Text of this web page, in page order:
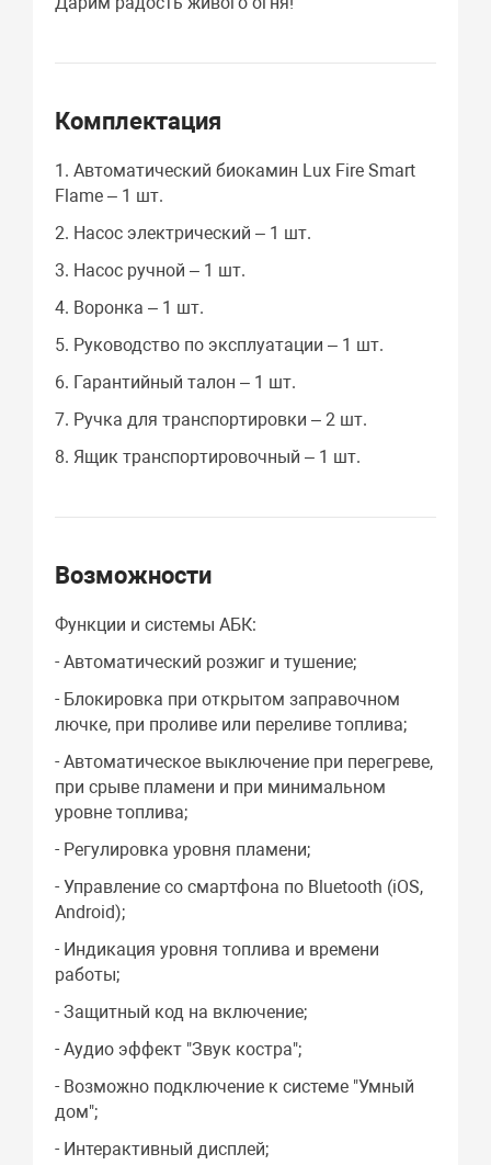
Комплектация
1. Автоматический биокамин Lux Fire Smart
Flame – 1 шт.
2. Насос электрический – 1 шт.
3. Насос ручной – 1 шт.
4. Воронка – 1 шт.
5. Руководство по эксплуатации – 1 шт.
6. Гарантийный талон – 1 шт.
7. Ручка для транспортировки – 2 шт.
8. Ящик транспортировочный – 1 шт.
Возможности
Функции и системы АБК:
- Автоматический розжиг и тушение;
- Блокировка при открытом заправочном
лючке, при проливе или переливе топлива;
- Автоматическое выключение при перегреве,
при срыве пламени и при минимальном
уровне топлива;
- Регулировка уровня пламени;
- Управление со смартфона по Bluetooth (iOS,
Android);
- Индикация уровня топлива и времени
работы;
- Защитный код на включение;
- Аудио эффект "Звук костра";
- Возможно подключение к системе "Умный
дом";
- Интерактивный дисплей;